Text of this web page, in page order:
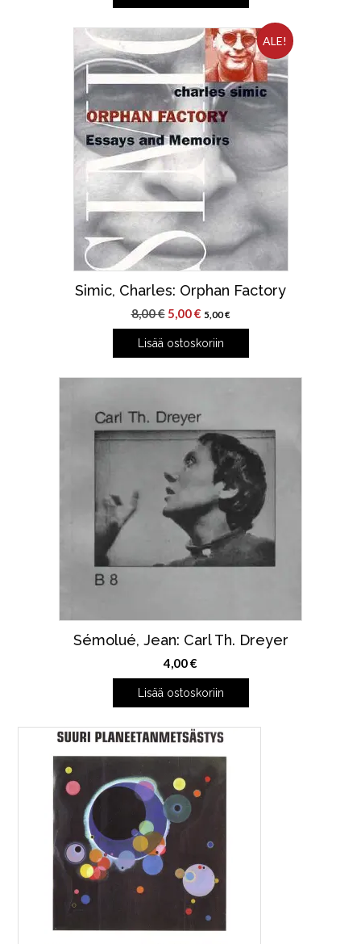
ALE!
Simic, Charles: Orphan Factory
8,00€ Alkuperäinen
hinta
oli:
5,00€Nykyinen
hinta
on:
5,00€
Lisää ostoskoriin
Sémolué, Jean: Carl Th. Dreyer
4,00€
Lisää ostoskoriin